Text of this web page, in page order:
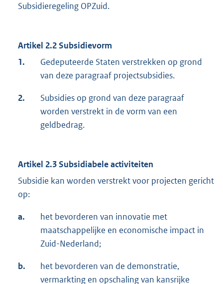
Subsidieregeling OPZuid.
Artikel 2.2 Subsidievorm
1.
Gedeputeerde Staten verstrekken op grond
van deze paragraaf projectsubsidies.
2.
Subsidies op grond van deze paragraaf
worden verstrekt in de vorm van een
geldbedrag.
Artikel 2.3Subsidiabele activiteiten
Subsidie kan worden verstrekt voor projecten gericht
op:
a.
het bevorderen van innovatie met
maatschappelijke en economische impact in
Zuid-Nederland;
b.
het bevorderen van de demonstratie,
vermarkting en opschaling van kansrijke